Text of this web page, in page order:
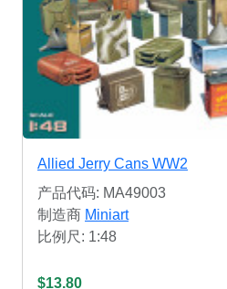
Allied Jerry Cans WW2
产品代码: MA49003
制造商 Miniart
比例尺: 1:48
$13.80